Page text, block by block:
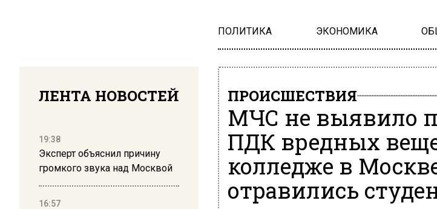
ПОЛИТИКА ЭКОНОМИКА
ЛЕНТА НОВОСТЕЙ
19:38
Эксперт объяснил причину
громкого звука над Москвой
16:57
ПРОИСШЕСТВИЯ
МЧС не выявило
ПДК вредных
колледже в
отравились